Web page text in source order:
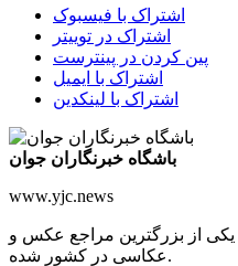
اشتراک با فیسبوک
اشتراک در توییتر
پین کردن در پینترست
اشتراک با ایمیل
اشتراک با لینکدین
باشگاه خبرنگاران جوان
www.yjc.news
یکی از بزرگترین مراجع عکس و
عکاسی در کشور شده.